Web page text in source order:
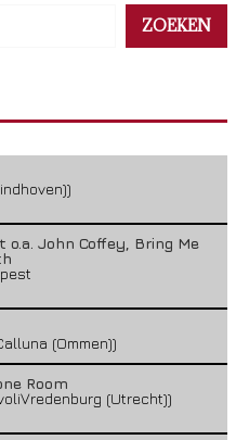
ZOEKEN
John Coffey, Bring Me
(Ommen))
Room
(Utrecht))